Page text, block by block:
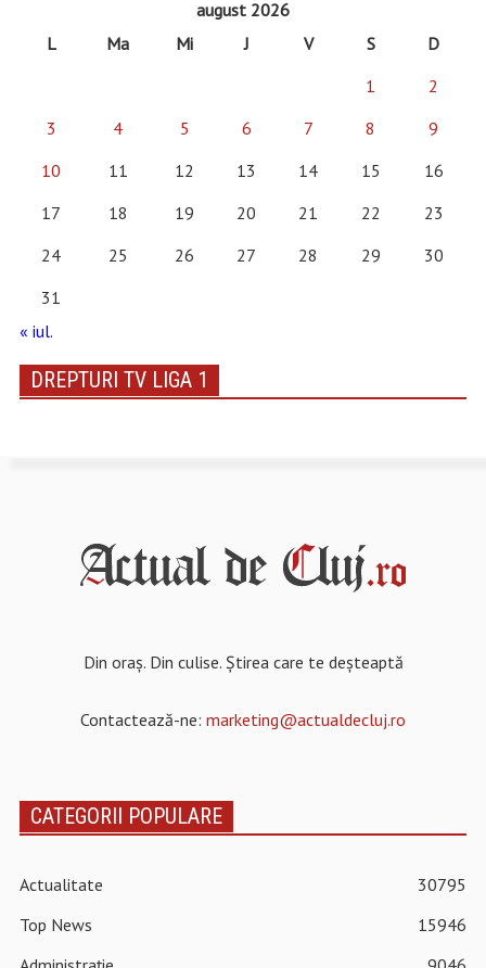
august 2026
L
Ma Mi J V S
D
1
2
3
4 5 6 7 8
9
10
11 12 13 14 15
16
17
18 19 20 21 22
23
24
25 26 27 28 29
30
31
« iul.
DREPTURI TV LIGA 1
Din oraș. Din culise. Știrea care te deșteaptă
Contactează-ne: marketing@actualdecluj.ro
CATEGORII POPULARE
Actualitate
30795
Top News
15946